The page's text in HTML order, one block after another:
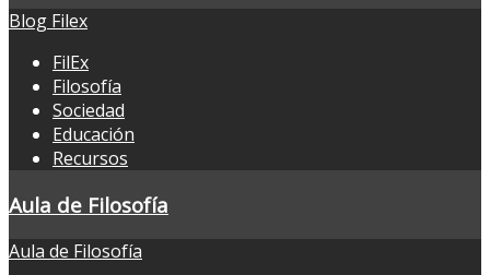
Blog Filex
FilEx
Filosofía
Sociedad
Educación
Recursos
Aula de Filosofía
Aula de Filosofía